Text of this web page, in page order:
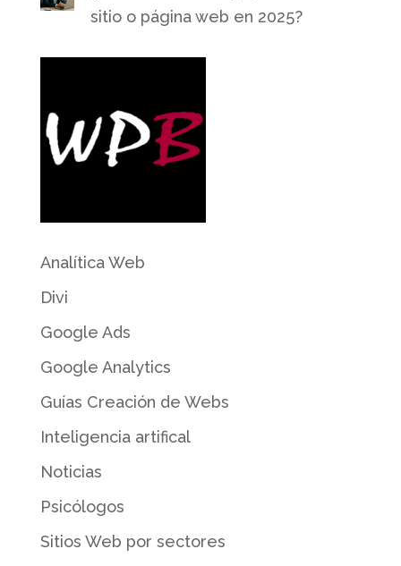
sitio o página web en 2025?
Analítica Web
Divi
Google Ads
Google Analytics
Guías Creación de Webs
Inteligencia artifical
Noticias
Psicólogos
Sitios Web por sectores